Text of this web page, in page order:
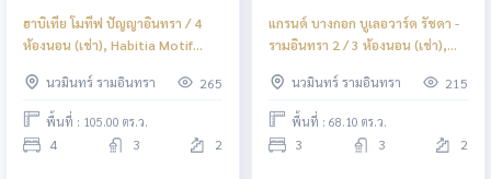
ฮาบิเทีย โมทีฟ ปัญญาอินทรา / 4
ห้องนอน (เช่า), Habitia Motif
RENT) PINP055
นวมินทร์ รามอินทรา 265
พื้นที่ : 105.00 ตร.ว.
4 3 2
แกรนด์ บางกอก บูเลอวาร์ด รัชดา -
รามอินทรา 2 / 3 ห้องนอน (เช่า),
Ratchada - Ramindra 2 / 3
Bedrooms (FOR RENT) MNT050
นวมินทร์ รามอินทรา 215
พื้นที่ : 68.10 ตร.ว.
3 3 2